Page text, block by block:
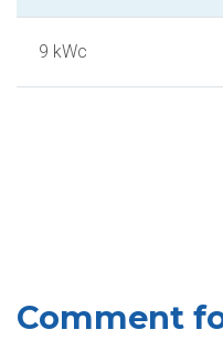
9 kWc
Comment